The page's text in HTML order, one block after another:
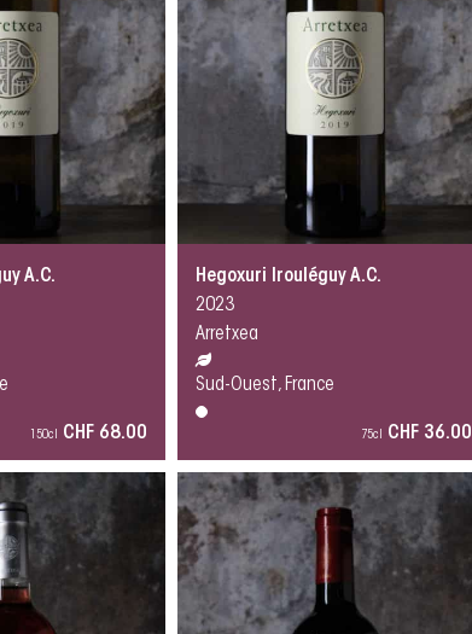
A.C.
150cl CHF 68.00
Hegoxuri Irouléguy A.C.
2023
Arretxea
Sud-Ouest, France
75cl CHF 36.00